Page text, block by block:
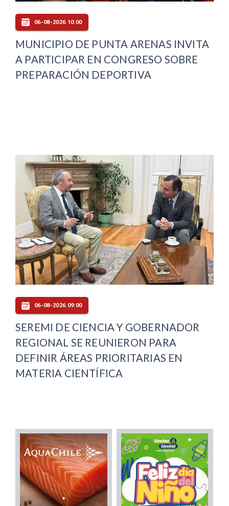
06-08-2026 10:00
MUNICIPIO DE PUNTA ARENAS INVITA
A PARTICIPAR EN CONGRESO SOBRE
PREPARACIÓN DEPORTIVA
06-08-2026 09:00
SEREMI DE CIENCIA Y GOBERNADOR
REGIONAL SE REUNIERON PARA
DEFINIR ÁREAS PRIORITARIAS EN
MATERIA CIENTÍFICA